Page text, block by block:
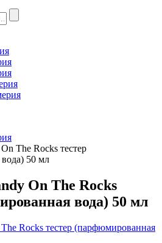
The Rocks тестер
50 мл
On The Rocks
вода) 50 мл